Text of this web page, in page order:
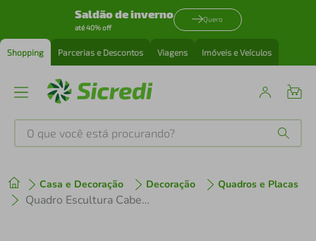
Saldão de inverno
até 40% off
Quero
Shopping Parcerias e Descontos Viagens Imóveis e Veículos
O que você está procurando?
Casa e Decoração Decoração Quadros e Placas
Quadro Escultura Cabeça de Águia One Line 80x48 Cinza
1º tenis